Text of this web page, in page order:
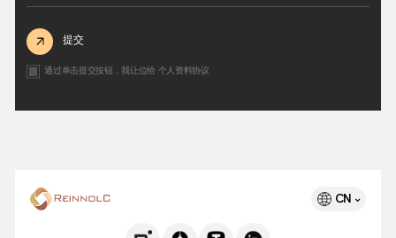
提交
通过单击提交按钮，我让位给 个人资料协议
CN